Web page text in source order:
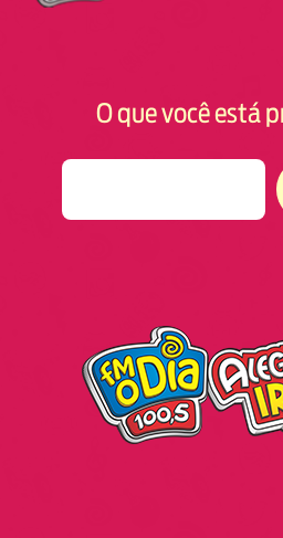
O que você está